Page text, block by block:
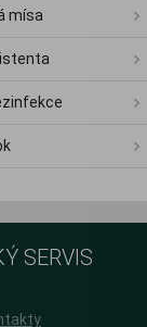
mísa
SERVIS